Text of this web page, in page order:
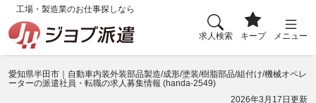
工場・製造業のお仕事探しなら
求人検索 キープ メニュー
愛知県半田市｜自動車内装外装部品製造/成形/塗装/樹脂部品/組付け/機械オペレ
ーターの派遣社員・転職の求人募集情報 (handa-2549)
2026年3月17日更新